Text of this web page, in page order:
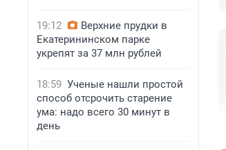
19:12
Верхние прудки в
Екатерининском парке
укрепят за 37 млн рублей
18:59 Ученые нашли простой
способ отсрочить старение
ума: надо всего 30 минут в
день